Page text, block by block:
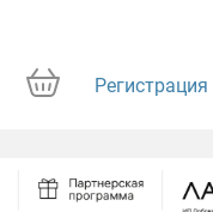
Регистрация